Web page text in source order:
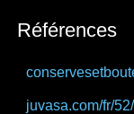
Références
juvasa.com/fr/